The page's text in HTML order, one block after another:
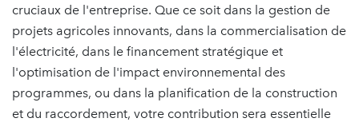
cruciaux de l'entreprise. Que ce soit dans la gestion de
projets agricoles innovants, dans la commercialisation de
l'électricité, dans le financement stratégique et
l'optimisation de l'impact environnemental des
programmes, ou dans la planification de la construction
et du raccordement, votre contribution sera essentielle